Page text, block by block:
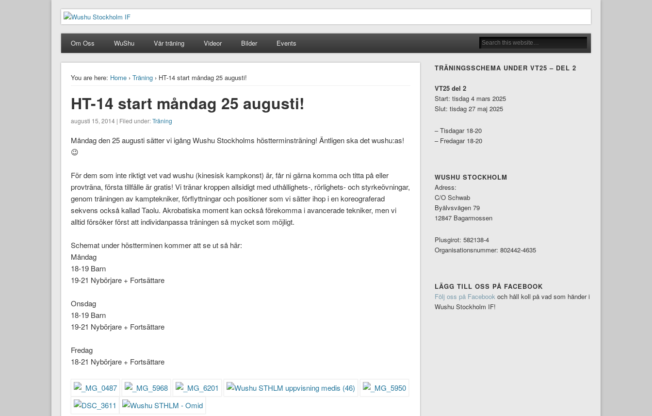
Wushu Stockholm IF
Taoluträning i Stockholm
Om Oss WuShu Vår träning Videor Bilder Events
You are here: Home› Träning› HT-14 start måndag 25 augusti!
HT-14 start måndag 25 augusti!
augusti 15, 2014 | Filed under:Träning
Måndag den 25 augusti sätter vi igång Wushu Stockholms höstterminsträning! Äntligen ska det wushu:as!
😉
För dem som inte riktigt vet vad wushu (kinesisk kampkonst) är, får ni gärna komma och titta på eller
provträna, första tillfälle är gratis! Vi tränar kroppen allsidigt med uthållighets-, rörlighets- och styrkeövningar,
genom träningen av kamptekniker, förflyttningar och positioner som vi sätter ihop i en koreograferad
sekvens också kallad Taolu. Akrobatiska moment kan också förekomma i avancerade tekniker, men vi
alltid försöker först att individanpassa träningen så mycket som möjligt.
Schemat under höstterminen kommer att se ut så här:
Måndag
18-19 Barn
19-21 Nybörjare + Fortsättare
Onsdag
18-19 Barn
19-21 Nybörjare + Fortsättare
Fredag
18-21 Nybörjare + Fortsättare
TRÄNINGSSCHEMA UNDER VT25 – DEL 2
VT25 del 2
Start: tisdag 4 mars 2025
Slut: tisdag 27 maj 2025
– Tisdagar 18-20
– Fredagar 18-20
WUSHU STOCKHOLM
Adress:
C/O Schwab
Byälvsvägen 79
12847 Bagarmossen
Plusgirot: 582138-4
Organisationsnummer: 802442-4635
LÄGG TILL OSS PÅ FACEBOOK
Följ oss på Facebook och håll koll på vad som händer i
Wushu Stockholm IF!